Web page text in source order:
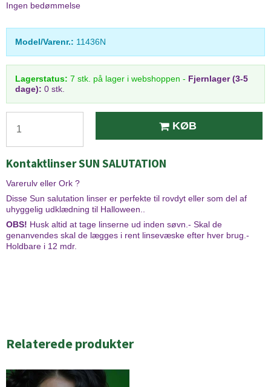
Ingen bedømmelse
Model/Varenr.: 11436N
Lagerstatus: 7 stk. på lager i webshoppen - Fjernlager (3-5
dage): 0 stk.
KØB
Kontaktlinser SUN SALUTATION
Varerulv eller Ork ?
Disse Sun salutation linser er perfekte til rovdyt eller som del af
uhyggelig udklædning til Halloween..
OBS! Husk altid at tage linserne ud inden søvn.- Skal de
genanvendes skal de lægges i rent linsevæske efter hver brug.-
Holdbare i 12 mdr.
Relaterede produkter